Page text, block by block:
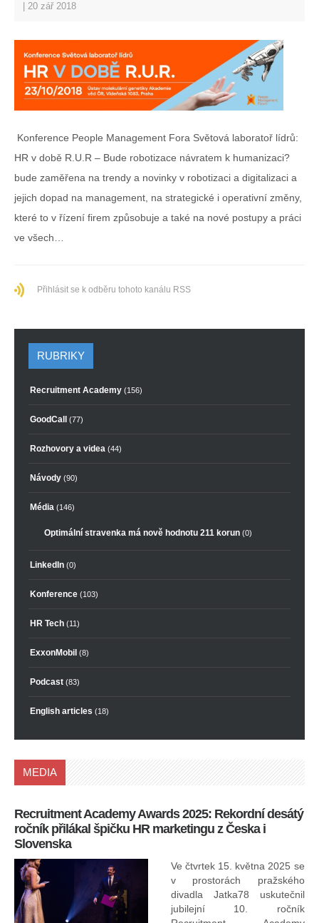
20 zář 2018
Konference People Management Fora Světová laboratoř lídrů:
HR v době R.U.R – Bude robotizace návratem k humanizaci?
bude zaměřena na trendy a novinky v robotizaci a digitalizaci a
jejich dopad na management, na strategické i operativní změny,
které to v řízení firem způsobuje a také na nové postupy a práci
ve všech…
Přihlásit se k odběru tohoto kanálu RSS
RUBRIKY
Recruitment Academy (156)
GoodCall (77)
Rozhovory a videa (44)
Návody (90)
Média (146)
Optimální stravenka má nově hodnotu 211 korun (0)
LinkedIn (0)
Konference (103)
HR Tech (11)
ExxonMobil (8)
Podcast (83)
English articles (18)
MEDIA
Recruitment Academy Awards 2025: Rekordní desátý
ročník přilákal špičku HR marketingu z Česka i
Slovenska
Ve čtvrtek 15. května 2025 se
v prostorách pražského
divadla Jatka78 uskutečnil
jubilejní 10. ročník